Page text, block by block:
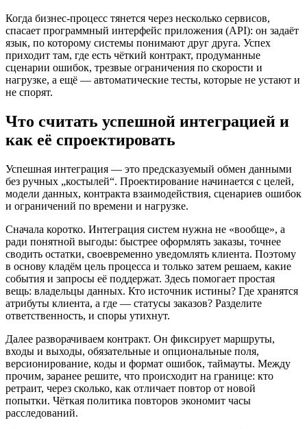
Когда бизнес‑процесс тянется через несколько сервисов,
спасает программный интерфейс приложения (API): он задаёт
язык, по которому системы понимают друг друга. Успех
приходит там, где есть чёткий контракт, продуманные
сценарии ошибок, трезвые ограничения по скорости и
нагрузке, а ещё — автоматические тесты, которые не устают и
не спорят.
Что считать успешной интеграцией и
как её спроектировать
Успешная интеграция — это предсказуемый обмен данными
без ручных „костылей“. Проектирование начинается с целей,
модели данных, контракта взаимодействия, сценариев ошибок
и ограничений по времени и нагрузке.
Сначала коротко. Интеграция систем нужна не «вообще», а
ради понятной выгоды: быстрее оформлять заказы, точнее
сводить остатки, своевременно уведомлять клиента. Поэтому
в основу кладём цель процесса и только затем решаем, какие
события и запросы её поддержат. Здесь помогает простая
вещь: владельцы данных. Кто источник истины? Где хранятся
атрибуты клиента, а где — статусы заказов? Разделите
ответственность, и споры утихнут.
Далее разворачиваем контракт. Он фиксирует маршруты,
входы и выходы, обязательные и опциональные поля,
версионирование, коды и формат ошибок, таймауты. Между
прочим, заранее решите, что происходит на границе: кто
ретраит, через сколько, как отличает повтор от новой
попытки. Чёткая политика повторов экономит часы
расследований.